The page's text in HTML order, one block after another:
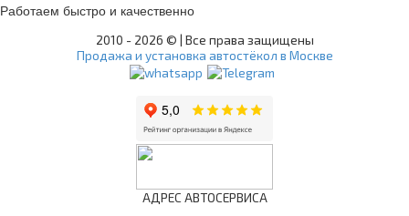
Работаем быстро и качественно
2010 - 2026 © | Все права защищены
Продажа и установка автостёкол в Москве
АДРЕС АВТОСЕРВИСА